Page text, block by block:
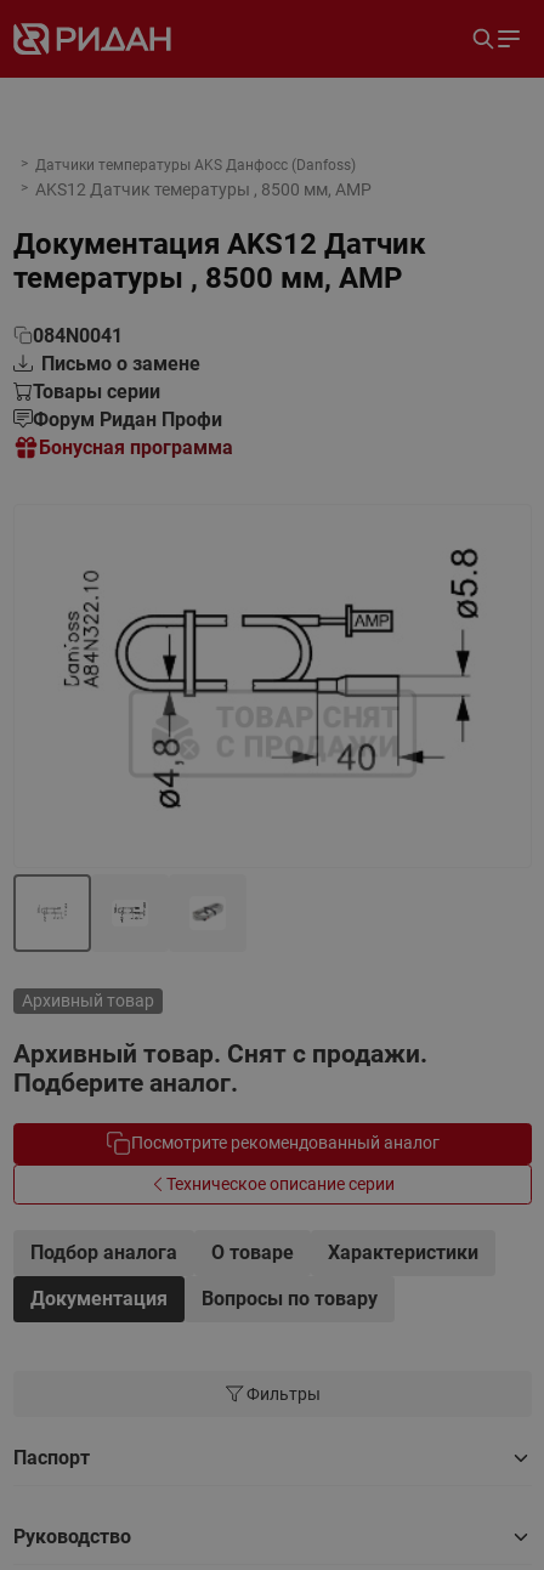
Датчики температуры AKS Данфосс (Danfoss)
AKS12 Датчик темературы , 8500 мм, AMP
Документация AKS12 Датчик
темературы , 8500 мм, AMP
084N0041
Письмо о замене
Товары серии
Форум Ридан Профи
Бонусная программа
Архивный товар
Архивный товар. Снят с продажи.
Подберите аналог.
Посмотрите рекомендованный аналог
Техническое описание серии
Подбор аналога О товаре
Характеристики
Документация
Вопросы по товару
Фильтры
Паспорт
Руководство